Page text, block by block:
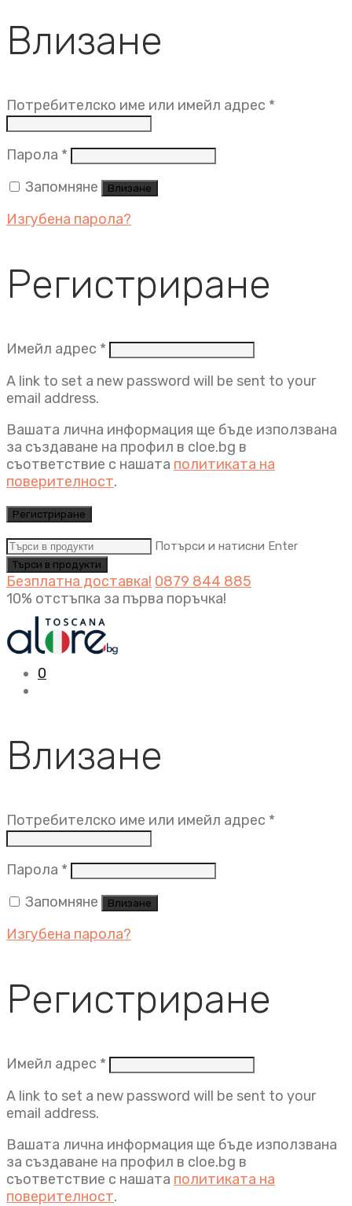
Влизане
Потребителско име или имейл адрес *
Парола * Задължително
Запомняне
Влизане
Изгубена парола?
Регистриране
Имейл адрес * Задължително
A link to set a new password will be sent to your
email address.
Вашата лична информация ще бъде използвана
за създаване на профил в cloe.bg в
съответствие с нашата политиката на
поверителност.
Регистриране
Потърси и натисни Enter
Безплатна доставка! 0879 844 885
10% отстъпка за първа поръчка!
0
Влизане
Потребителско име или имейл адрес *
Парола * Задължително
Запомняне
Влизане
Изгубена парола?
Регистриране
Имейл адрес * Задължително
A link to set a new password will be sent to your
email address.
Вашата лична информация ще бъде използвана
за създаване на профил в cloe.bg в
съответствие с нашата политиката на
поверителност.